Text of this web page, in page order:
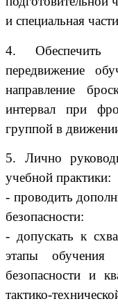
и специальная
4. Обеспечить
передвижение
направление
интервал при
группой в
5. Лично
учебной практики:
- проводить
безопасности:
- допускать к
этапы
безопасности и
тактико-